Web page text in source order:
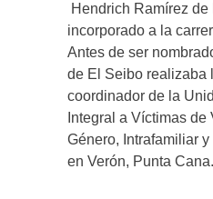
Hendrich Ramírez de
incorporado a la
Antes de ser
de El Seibo realizaba
coordinador de la
Integral a Víctimas
Género, Intrafamiliar
en Verón, Punta Cana.